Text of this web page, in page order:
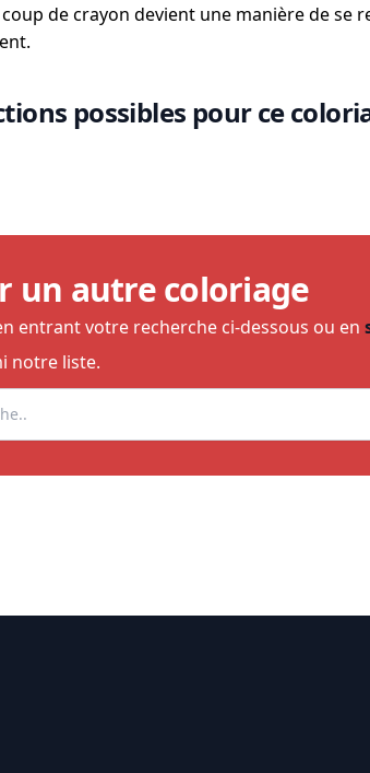
de crayon devient une manière de se
possibles pour ce
coeurs
un autre coloriage
entrant votre recherche ci-dessous ou en
notre liste.